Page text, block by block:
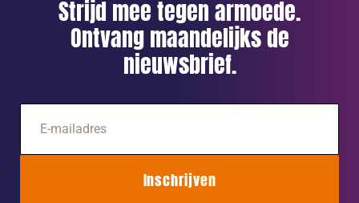
Strijd mee tegen armoede.
Ontvang maandelijks de
nieuwsbrief.
mailadres
Inschrijven